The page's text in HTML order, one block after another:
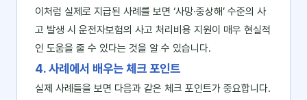
이처럼 실제로 지급된 사례를 보면 ‘사망·중상해’ 수준의 사
고 발생 시 운전자보험의 사고 처리비용 지원이 매우 현실적
인 도움을 줄 수 있다는 것을 알 수 있습니다.
4. 사례에서 배우는 체크 포인트
실제 사례들을 보면 다음과 같은 체크 포인트가 중요합니다.